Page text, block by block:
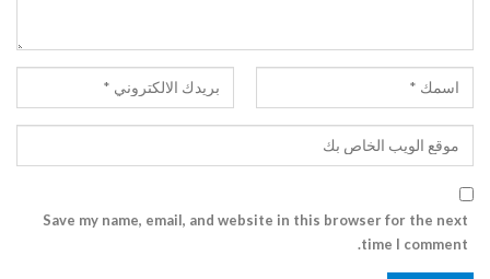
Save my name, email, and website in this browser for the next
time I comment.